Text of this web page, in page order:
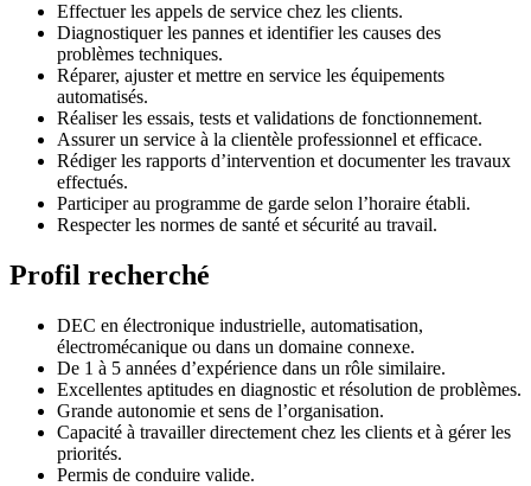
Effectuer les appels de service chez les clients.
Diagnostiquer les pannes et identifier les causes des
problèmes techniques.
Réparer, ajuster et mettre en service les équipements
automatisés.
Réaliser les essais, tests et validations de fonctionnement.
Assurer un service à la clientèle professionnel et efficace.
Rédiger les rapports d’intervention et documenter les travaux
effectués.
Participer au programme de garde selon l’horaire établi.
Respecter les normes de santé et sécurité au travail.
Profil recherché
DEC en électronique industrielle, automatisation,
électromécanique ou dans un domaine connexe.
De 1 à 5 années d’expérience dans un rôle similaire.
Excellentes aptitudes en diagnostic et résolution de problèmes.
Grande autonomie et sens de l’organisation.
Capacité à travailler directement chez les clients et à gérer les
priorités.
Permis de conduire valide.